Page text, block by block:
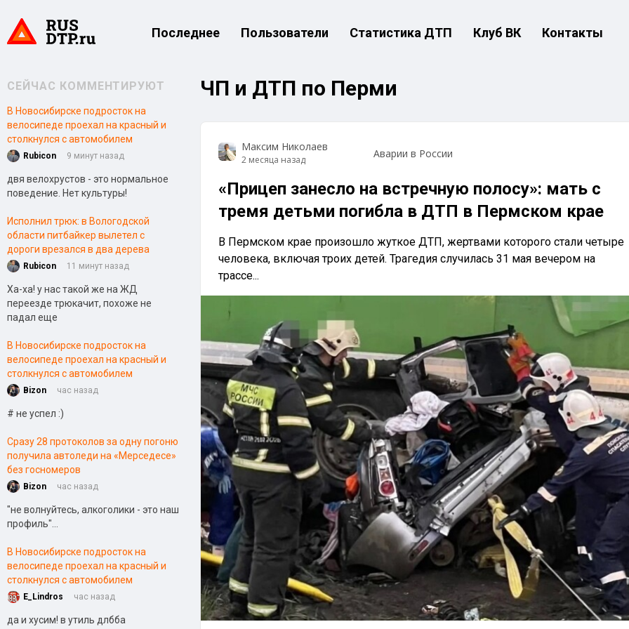
Последнее Пользователи Статистика ДТП Клуб ВК Контакты
СЕЙЧАС КОММЕНТИРУЮТ
В Новосибирске подросток на
велосипеде проехал на красный и
столкнулся с автомобилем
Rubicon 9 минут назад
двя велохрустов - это нормальное
поведение. Нет культуры!
Исполнил трюк: в Вологодской
области питбайкер вылетел с
дороги врезался в два дерева
Rubicon 11 минут назад
Ха-ха! у нас такой же на ЖД
переезде трюкачит, похоже не
падал еще
В Новосибирске подросток на
велосипеде проехал на красный и
столкнулся с автомобилем
Bizon час назад
# не успел :)
Сразу 28 протоколов за одну погоню
получила автоледи на «Мерседесе»
без госномеров
Bizon час назад
"не волнуйтесь, алкоголики - это наш
профиль"...
В Новосибирске подросток на
велосипеде проехал на красный и
столкнулся с автомобилем
E_Lindros час назад
да и хусим! в утиль длбба
ЧП и ДТП по Перми
Максим Николаев
2 месяца назад Аварии в России
«Прицеп занесло на встречную полосу»: мать с
тремя детьми погибла в ДТП в Пермском крае
В Пермском крае произошло жуткое ДТП, жертвами которого стали четыре
человека, включая троих детей. Трагедия случилась 31 мая вечером на
трассе...